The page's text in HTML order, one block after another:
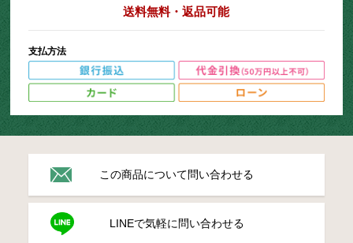
送料無料・返品可能
支払方法
この商品について問い合わせる
LINEで気軽に問い合わせる